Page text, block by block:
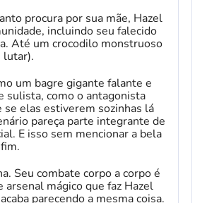
procura por sua mãe, Hazel
incluindo seu falecido
Até um crocodilo monstruoso
lutar).
um bagre gigante falante e
sulista, como o antagonista
elas estiverem sozinhas lá
pareça parte integrante de
E isso sem mencionar a bela
Seu combate corpo a corpo é
mágico que faz Hazel
parecendo a mesma coisa.